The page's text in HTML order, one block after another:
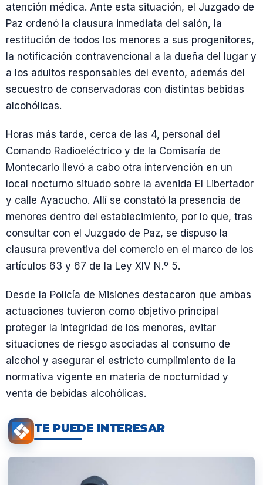
atención médica. Ante esta situación, el Juzgado de
Paz ordenó la clausura inmediata del salón, la
restitución de todos los menores a sus progenitores,
la notificación contravencional a la dueña del lugar y
a los adultos responsables del evento, además del
secuestro de conservadoras con distintas bebidas
alcohólicas.
Horas más tarde, cerca de las 4, personal del
Comando Radioeléctrico y de la Comisaría de
Montecarlo llevó a cabo otra intervención en un
local nocturno situado sobre la avenida El Libertador
y calle Ayacucho. Allí se constató la presencia de
menores dentro del establecimiento, por lo que, tras
consultar con el Juzgado de Paz, se dispuso la
clausura preventiva del comercio en el marco de los
artículos 63 y 67 de la Ley XIV N.º 5.
Desde la Policía de Misiones destacaron que ambas
actuaciones tuvieron como objetivo principal
proteger la integridad de los menores, evitar
situaciones de riesgo asociadas al consumo de
alcohol y asegurar el estricto cumplimiento de la
normativa vigente en materia de nocturnidad y
venta de bebidas alcohólicas.
TE PUEDE INTERESAR